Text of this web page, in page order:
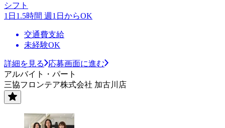
シフト
1日1.5時間 週1日からOK
交通費支給
未経験OK
詳細を見る
応募画面に進む
アルバイト・パート
三協フロンテア株式会社 加古川店